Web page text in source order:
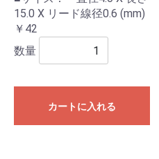
15.0 X リード線径0.6 (mm)
￥42
数量
カートに入れる